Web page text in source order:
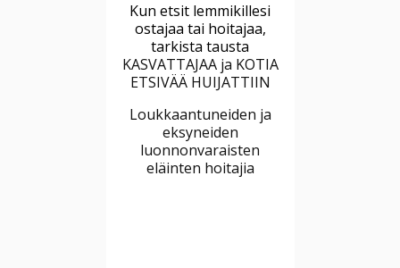
Kun etsit lemmikillesi
ostajaa tai hoitajaa,
tarkista tausta
KASVATTAJAA ja KOTIA
ETSIVÄÄ HUIJATTIIN
Loukkaantuneiden ja
eksyneiden
luonnonvaraisten
eläinten hoitajia